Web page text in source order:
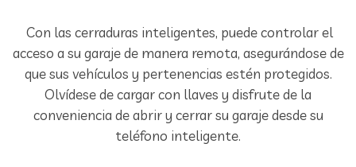
Con las cerraduras inteligentes, puede controlar el
acceso a su garaje de manera remota, asegurándose de
que sus vehículos y pertenencias estén protegidos.
Olvídese de cargar con llaves y disfrute de la
conveniencia de abrir y cerrar su garaje desde su
teléfono inteligente.